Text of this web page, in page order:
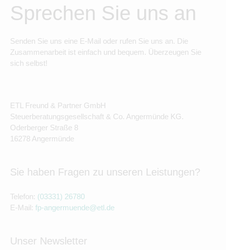
Sprechen Sie uns an
Senden Sie uns eine E-Mail oder rufen Sie uns an. Die
Zusammenarbeit ist einfach und bequem. Überzeugen Sie
sich selbst!
ETL Freund & Partner GmbH
Steuerberatungsgesellschaft & Co. Angermünde KG.
Oderberger Straße 8
16278 Angermünde
Sie haben Fragen zu unseren Leistungen?
Telefon: (03331) 26780
E-Mail: fp-angermuende@etl.de
Unser Newsletter